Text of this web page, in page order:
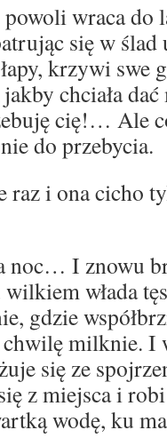
wraca do
się w
krzywi swe
chciała
cię!… Ale
do przebycia.
raz i ona cicho
noc… I znowu
włada
gdzie
milknie. I
się ze
z miejsca i
wodę, ku